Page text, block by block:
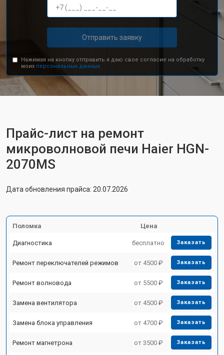
Отправить заявку
Нажимая на кнопку отправить я даю свое согласие на обработку
моих персональных данных.
Прайс-лист на ремонт
микроволновой печи Haier HGN-
2070MS
Дата обновления прайса: 20.07.2026
Поломка Цена
Диагностика бесплатно Заказать
Ремонт переключателей режимов от 4500 ₽ Заказать
Ремонт волновода от 5500 ₽ Заказать
Замена вентилятора от 4500 ₽ Заказать
Замена блока управления от 4700 ₽ Заказать
Ремонт магнетрона от 3500 ₽ Заказать